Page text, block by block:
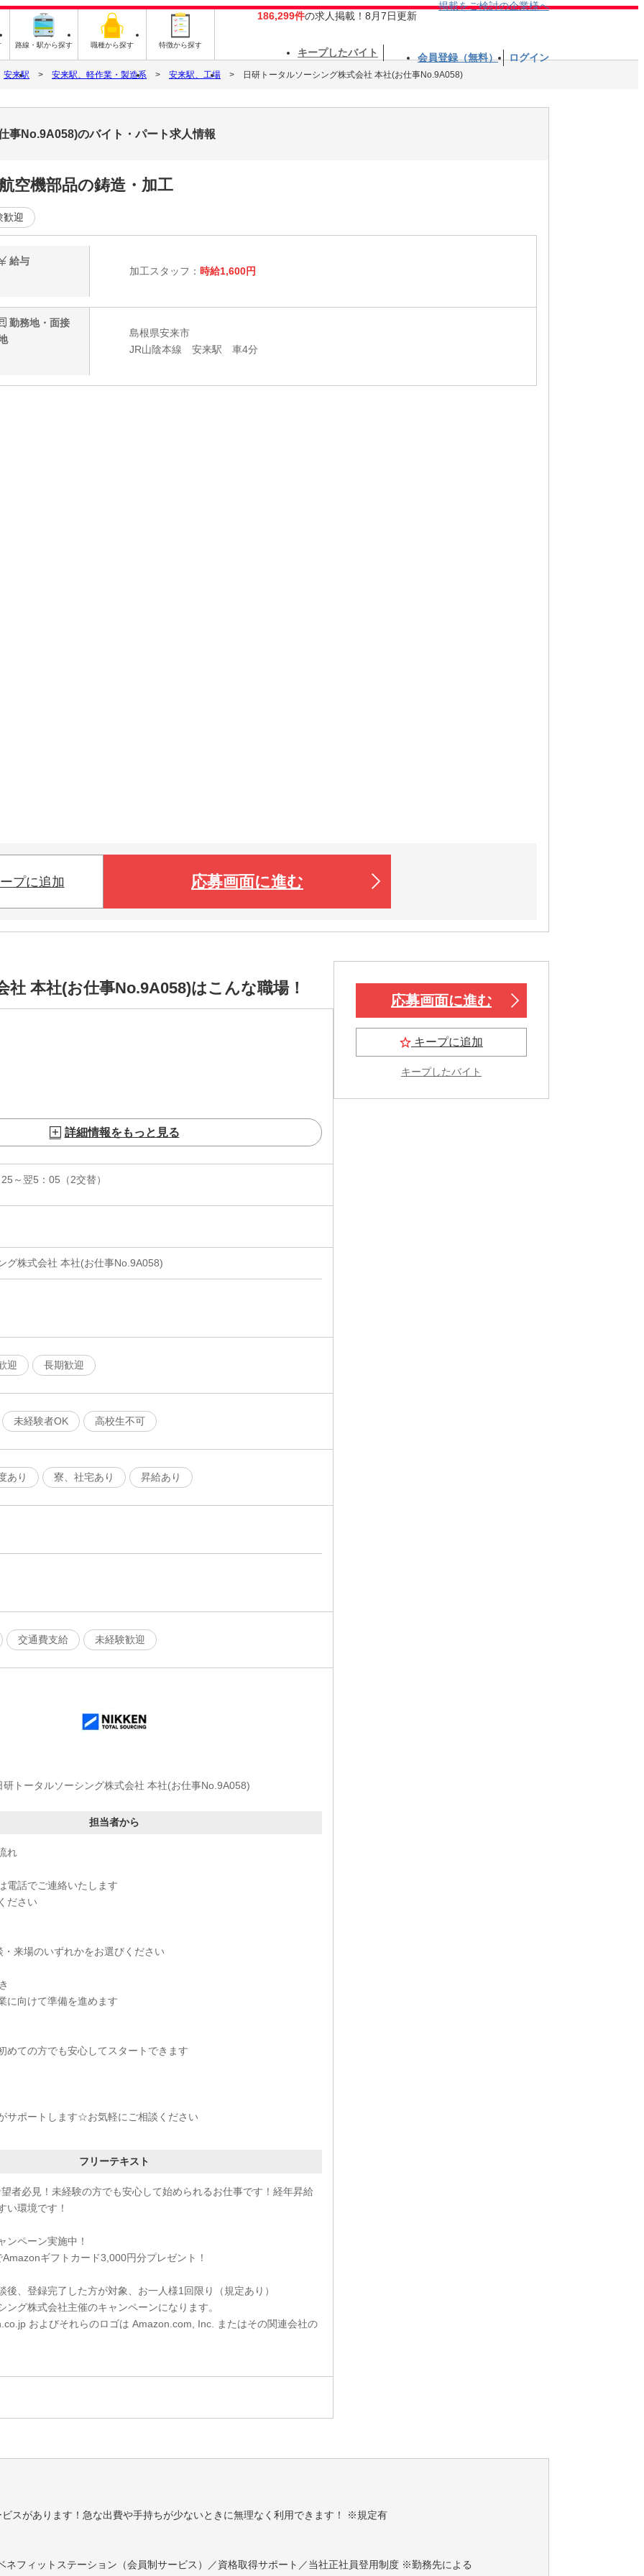
路線・駅から探す 職種から探す 特徴から探す
186,299件の求人掲載！8月7日更新
掲載をご検討の企業様へ
キープしたバイト 会員登録（無料） ログイン
安来駅 安来駅、軽作業・製造系 安来駅、工場 日研トータルソーシング株式会社 本社(お仕事No.9A058)
事No.9A058)のバイト・パート求人情報
空機部品の鋳造・加工
歓迎
給与
加工スタッフ： 時給1,600円
勤務地・面接
島根県安来市
JR山陰本線 安来駅 車4分
プに追加 応募画面に進む
本社(お仕事No.9A058)はこんな職場！
詳細情報をもっと見る
～翌5：05（2交替）
グ株式会社 本社(お仕事No.9A058)
迎 長期歓迎
未経験者OK 高校生不可
あり 寮、社宅あり 昇給あり
交通費支給 未経験歓迎
研トータルソーシング株式会社 本社(お仕事No.9A058)
担当者から
れ
電話でご連絡いたします
ださい
来場のいずれかをお選びください
に向けて準備を進めます
めての方でも安心してスタートできます
サポートします☆お気軽にご相談ください
フリーテキスト
者必見！未経験の方でも安心して始められるお仕事です！経年昇給
い環境です！
ペーン実施中！
ギフトカード3,000円分プレゼント！
、登録完了した方が対象、お一人様1回限り（規定あり）
グ株式会社主催のキャンペーンになります。
およびそれらのロゴは Amazon.com, Inc. またはその関連会社の
応募画面に進む
キープに追加
キープしたバイト
スがあります！急な出費や手持ちが少ないときに無理なく利用できます！ ※規定有
ネフィットステーション（会員制サービス）／資格取得サポート／当社正社員登用制度 ※勤務先による